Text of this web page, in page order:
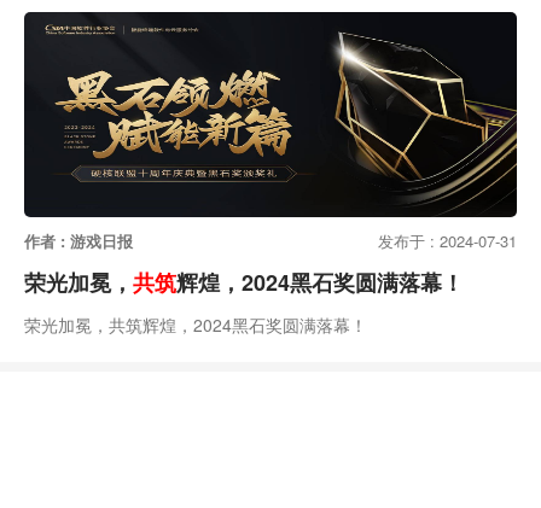
作者 : 游戏日报 发布于 : 2024-07-31
荣光加冕， 共筑辉煌，2024黑石奖圆满落幕！
荣光加冕，共筑辉煌，2024黑石奖圆满落幕！